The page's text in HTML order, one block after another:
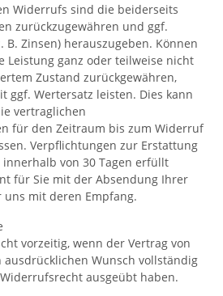
Widerrufs sind die beiderseits
zurückzugewähren und ggf.
B. Zinsen) herauszugeben. Können
Leistung ganz oder teilweise nicht
Zustand zurückgewähren,
ggf. Wertersatz leisten. Dies kann
vertraglichen
für den Zeitraum bis zum Widerruf
Verpflichtungen zur Erstattung
von 30 Tagen erfüllt
für Sie mit der Absendung Ihrer
mit deren Empfang.
vorzeitig, wenn der Vertrag von
Wunsch vollständig
ausgeübt haben.